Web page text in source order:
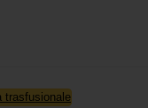
trasfusionale